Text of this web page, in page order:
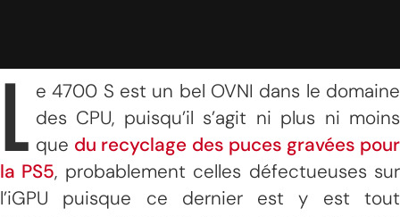
L
e 4700 S est un bel OVNI dans le domaine
des CPU, puisqu’il s’agit ni plus ni moins
que du recyclage des puces gravées pour
la PS5, probablement celles défectueuses sur
l’iGPU puisque ce dernier est y est tout